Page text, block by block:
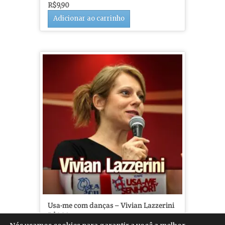
R$9,90
Adicionar ao carrinho
Usa-me com danças – Vivian Lazzerini
R$9,90